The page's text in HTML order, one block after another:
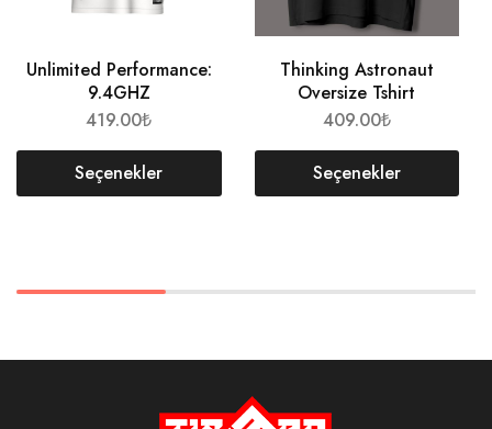
Unlimited Performance:
9.4GHZ
419.00₺
Seçenekler
Thinking Astronaut
Oversize Tshirt
409.00₺
Seçenekler